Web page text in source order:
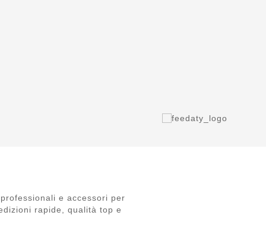
e accessori per
rapide, qualità top e